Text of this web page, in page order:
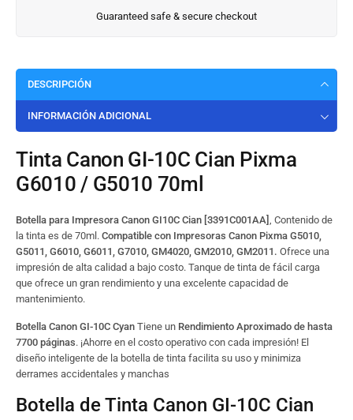
Guaranteed safe & secure checkout
DESCRIPCIÓN
INFORMACIÓN ADICIONAL
Tinta Canon GI-10C Cian Pixma
G6010 / G5010 70ml
Botella para Impresora Canon GI10C Cian [3391C001AA] , Contenido de
la tinta es de 70ml. Compatible con Impresoras Canon Pixma G5010,
G5011, G6010, G6011, G7010, GM4020, GM2010, GM2011 . Ofrece una
impresión de alta calidad a bajo costo. Tanque de tinta de fácil carga
que ofrece un gran rendimiento y una excelente capacidad de
mantenimiento.
Botella Canon GI-10C Cyan Tiene un Rendimiento Aproximado de hasta
7700 páginas. ¡Ahorre en el costo operativo con cada impresión! El
diseño inteligente de la botella de tinta facilita su uso y minimiza
derrames accidentales y manchas
Botella de Tinta Canon GI-10C Cian